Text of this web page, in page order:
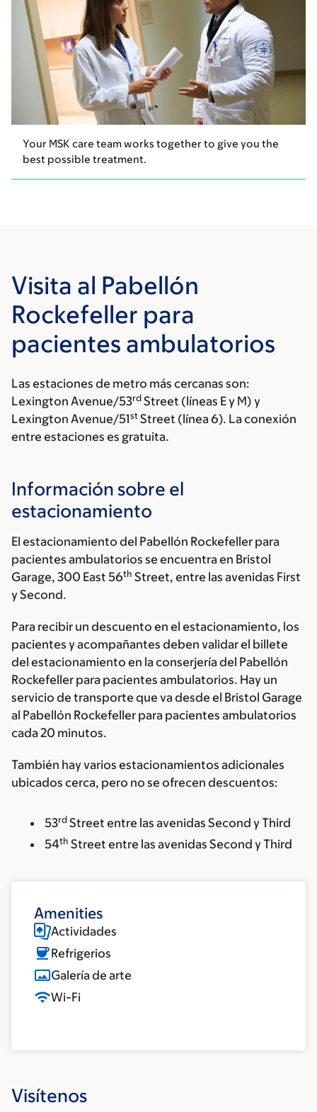
Your MSK care team works together to give you the
best possible treatment.
Visita al Pabellón
Rockefeller para
pacientes ambulatorios
Las estaciones de metro más cercanas son:
Lexington Avenue/53rd Street (líneas E y M) y
Lexington Avenue/51st Street (línea 6). La conexión
entre estaciones es gratuita.
Información sobre el
estacionamiento
El estacionamiento del Pabellón Rockefeller para
pacientes ambulatorios se encuentra en Bristol
Garage, 300 East 56th Street, entre las avenidas First
y Second.
Para recibir un descuento en el estacionamiento, los
pacientes y acompañantes deben validar el billete
del estacionamiento en la conserjería del Pabellón
Rockefeller para pacientes ambulatorios. Hay un
servicio de transporte que va desde el Bristol Garage
al Pabellón Rockefeller para pacientes ambulatorios
cada 20 minutos.
También hay varios estacionamientos adicionales
ubicados cerca, pero no se ofrecen descuentos:
53rd Street entre las avenidas Second y Third
54th Street entre las avenidas Second y Third
Amenities
Actividades
Refrigerios
Galería de arte
Wi-Fi
Visítenos